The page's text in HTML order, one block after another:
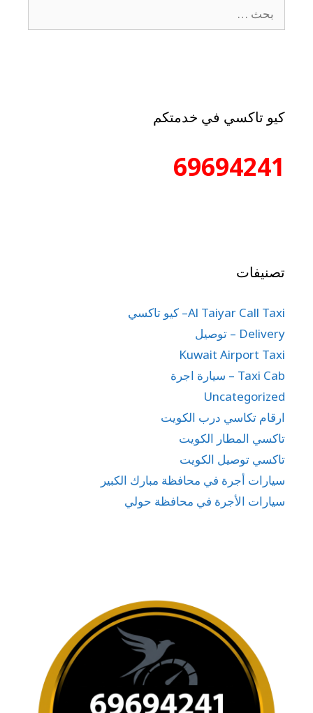
كيو تاكسي في خدمتكم
69694241
تصنيفات
Al Taiyar Call Taxi– كيو تاكسي
Delivery – توصيل
Kuwait Airport Taxi
Taxi Cab – سيارة اجرة
Uncategorized
ارقام تكاسي درب الكويت
تاكسي المطار الكويت
تاكسي توصيل الكويت
سيارات أجرة في محافظة مبارك الكبير
سيارات الأجرة في محافظة حولي